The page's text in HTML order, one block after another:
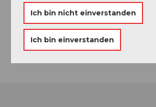
office@brunner-weinmanufaktur.ch
Website
Anreise
Ich bin nicht einverstanden
Ich bin einverstanden